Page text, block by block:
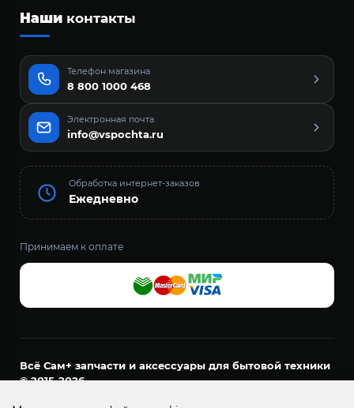
Наши контакты
Телефон магазина
8 800 1000 468
Электронная почта
info@vspochta.ru
Обработка интернет-заказов
Ежедневно
Принимаем к оплате
Всё Сам+ запчасти и аксессуары для бытовой техники
© 2015-2026